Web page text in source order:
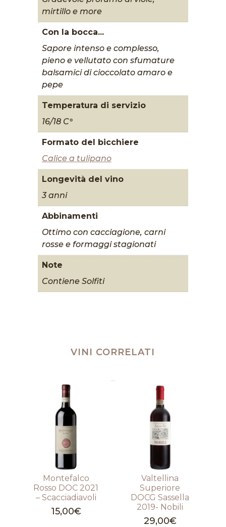
mirtillo e more
Con la bocca...
Sapore intenso e complesso,
pieno e vellutato con sfumature
balsamici di cioccolato amaro e
pepe
Temperatura di servizio
16/18 C°
Formato del bicchiere
Calice a tulipano
Longevità del vino
3 anni
Abbinamenti
Ottimo con cacciagione, carni
rosse e formaggi stagionati
Note
Contiene Solfiti
VINI CORRELATI
Montefalco
Rosso DOC 2021
– Scacciadiavoli
15,00€
Valtellina
Superiore
DOCG Sassella
2019- Nobili
29,00€